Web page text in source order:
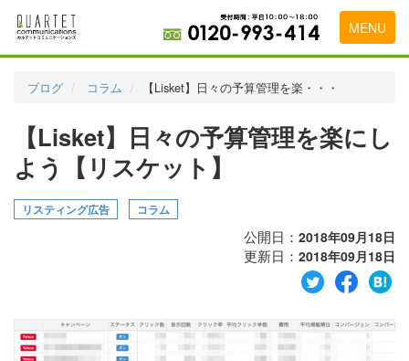
MENU
実績・お客様の声
初めて導入をお考えの方
代理店の乗り換えをお考えの方
会社概要
ブログ コラム 【Lisket】日々の予算管理を楽・・・
【Lisket】日々の予算管理を楽にし
よう【リスケット】
リスティング広告 コラム
公開日： 2018年09月18日
更新日： 2018年09月18日